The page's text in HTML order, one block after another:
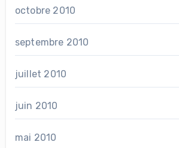
octobre 2010
septembre 2010
juillet 2010
juin 2010
mai 2010